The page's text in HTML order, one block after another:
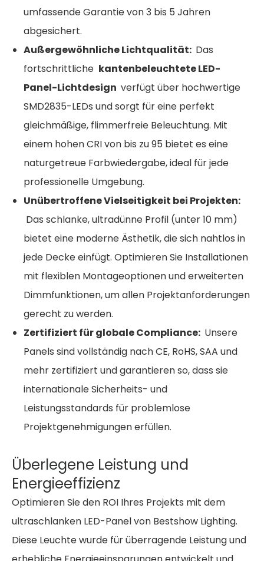
umfassende Garantie von 3 bis 5 Jahren
abgesichert.
Außergewöhnliche Lichtqualität: Das
fortschrittliche kantenbeleuchtete LED-
Panel-Lichtdesign verfügt über hochwertige
SMD2835-LEDs und sorgt für eine perfekt
gleichmäßige, flimmerfreie Beleuchtung. Mit
einem hohen CRI von bis zu 95 bietet es eine
naturgetreue Farbwiedergabe, ideal für jede
professionelle Umgebung.
Unübertroffene Vielseitigkeit bei Projekten:
Das schlanke, ultradünne Profil (unter 10 mm)
bietet eine moderne Ästhetik, die sich nahtlos in
jede Decke einfügt. Optimieren Sie Installationen
mit flexiblen Montageoptionen und erweiterten
Dimmfunktionen, um allen Projektanforderungen
gerecht zu werden.
Zertifiziert für globale Compliance: Unsere
Panels sind vollständig nach CE, RoHS, SAA und
mehr zertifiziert und garantieren so, dass sie
internationale Sicherheits- und
Leistungsstandards für problemlose
Projektgenehmigungen erfüllen.
Überlegene Leistung und
Energieeffizienz
Optimieren Sie den ROI Ihres Projekts mit dem
ultraschlanken LED-Panel von Bestshow Lighting.
Diese Leuchte wurde für überragende Leistung und